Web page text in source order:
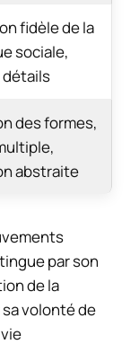
fidèle de la
sociale,
des formes,
abstraite
par son
de la
volonté de